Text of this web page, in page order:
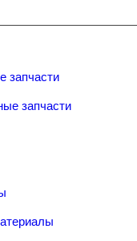
запчасти
запчасти